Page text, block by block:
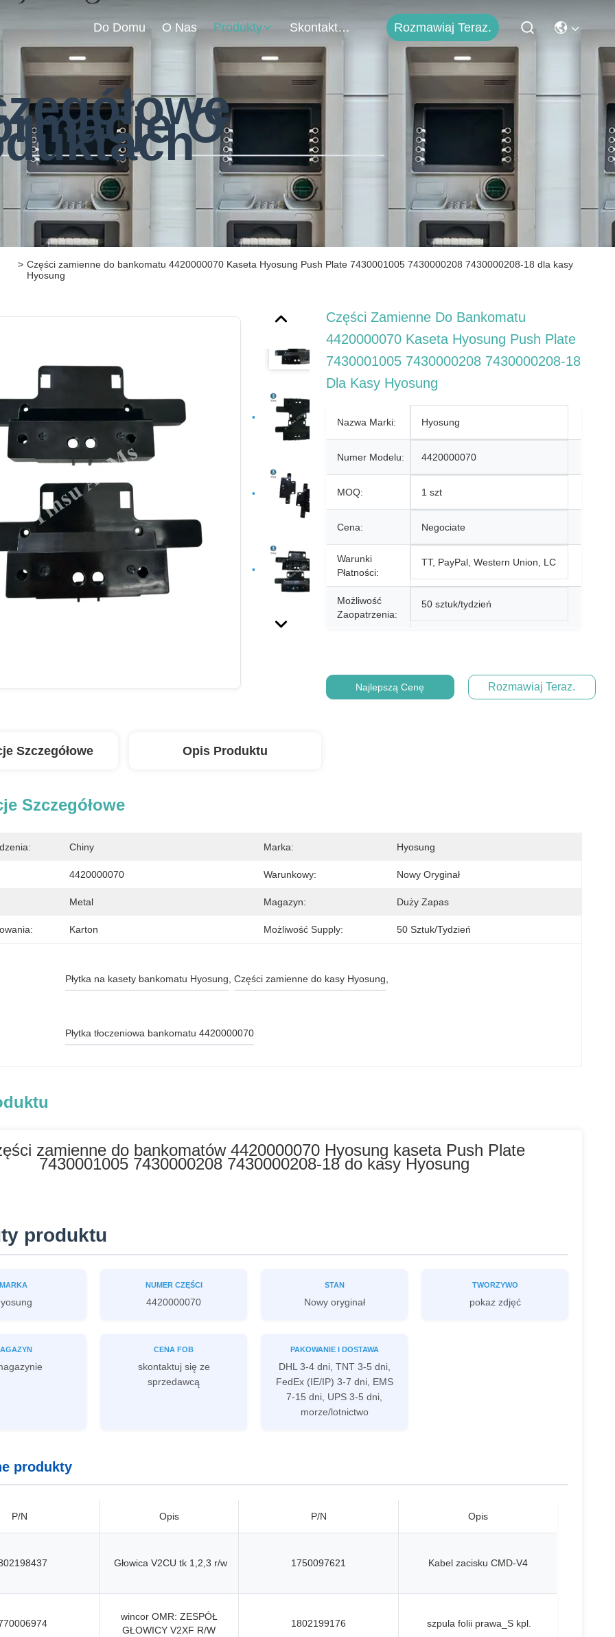
Do Domu O Nas Produkty Skontaktuj Się Z Nami Rozmawiaj Teraz.
O
> Części zamienne do bankomatu 4420000070 Kaseta Hyosung Push Plate 7430001005 7430000208 7430000208-18 dla kasy
Hyosung
Części Zamienne Do Bankomatu
4420000070 Kaseta Hyosung Push Plate
7430001005 7430000208 7430000208-18
Dla Kasy Hyosung
Nazwa Marki: Hyosung
Numer Modelu: 4420000070
MOQ: 1 szt
Cena: Negociate
Warunki
Płatności:
TT, PayPal, Western Union, LC
Możliwość
Zaopatrzenia:
50 sztuk/tydzień
Najlepszą Cenę Rozmawiaj Teraz.
Szczegółowe Opis Produktu
Szczegółowe
Chiny Marka: Hyosung
4420000070 Warunkowy: Nowy Oryginał
Metal Magazyn: Duży Zapas
Karton Możliwość Supply: 50 Sztuk/tydzień
Płytka na kasety bankomatu Hyosung , Części zamienne do kasy Hyosung
Płytka tłoczeniowa bankomatu 4420000070
zamienne do bankomatów 4420000070 Hyosung kaseta Push Plate
7430001005 7430000208 7430000208-18 do kasy Hyosung
produktu
MARKA NUMER CZĘŚCI
4420000070
STAN
Nowy oryginał
TWORZYWO
pokaz zdjęć
CENA FOB
skontaktuj się ze
sprzedawcą
PAKOWANIE I DOSTAWA
DHL 3-4 dni, TNT 3-5 dni,
FedEx (IE/IP) 3-7 dni, EMS
7-15 dni, UPS 3-5 dni,
morze/lotnictwo
produkty
P/N Opis P/N Opis
Głowica V2CU tk 1,2,3 r/w 1750097621 Kabel zacisku CMD-V4
wincor OMR: ZESPÓŁ
GŁOWICY V2XF R/W
1802199176 szpula folii prawa_S kpl.